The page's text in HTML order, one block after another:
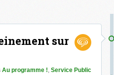
sur
Au programme !, Service Public